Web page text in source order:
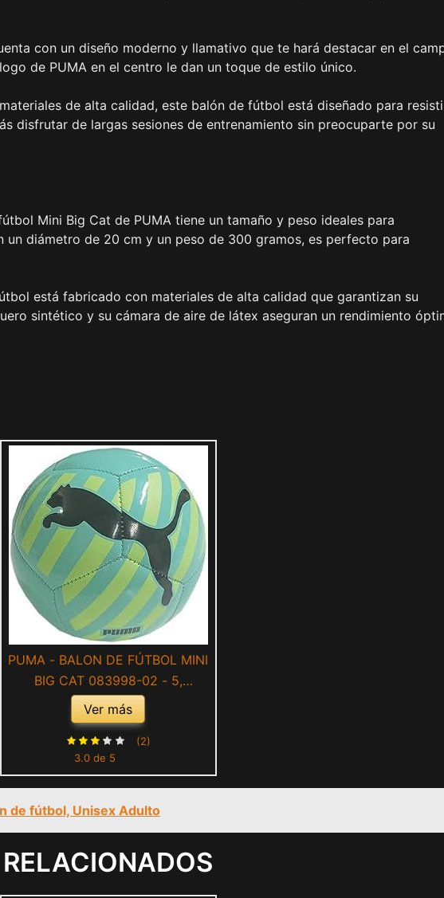
con un diseño moderno y llamativo que te hará destacar en el
de PUMA en el centro le dan un toque de estilo único.
de alta calidad, este balón de fútbol está diseñado para
disfrutar de largas sesiones de entrenamiento sin preocuparte por su
Mini Big Cat de PUMA tiene un tamaño y peso ideales para
diámetro de 20 cm y un peso de 300 gramos, es perfecto para
está fabricado con materiales de alta calidad que garantizan su
sintético y su cámara de aire de látex aseguran un rendimiento
PUMA - BALON DE FÚTBOL MINI
BIG CAT 083998-02 - 5,
AMARILLO
Ver más
3.0 de 5
(2)
de fútbol, Unisex Adulto
RELACIONADOS